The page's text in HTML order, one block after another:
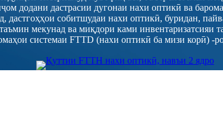
додани дастрасии дугонаи нахи оптикӣ ва
дастгоҳҳои собитшудаи нахи оптикӣ, буридан,
мекунад ва миқдори ками инвентаризатсияи
системаи FTTD (нахи оптикӣ ба мизи корӣ) -